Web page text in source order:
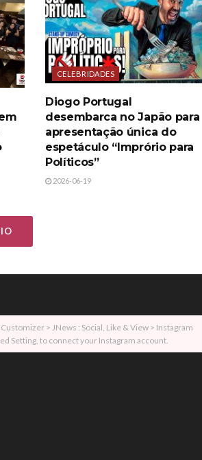
CELEBRIDADES
Diogo Portugal
desembarca no Japão para
apresentação única do
espetáculo “Imprório para
Políticos”
2026-06-19
> JNews : Social, Like & View > Instagram
Setting, to connect your Instagram account.